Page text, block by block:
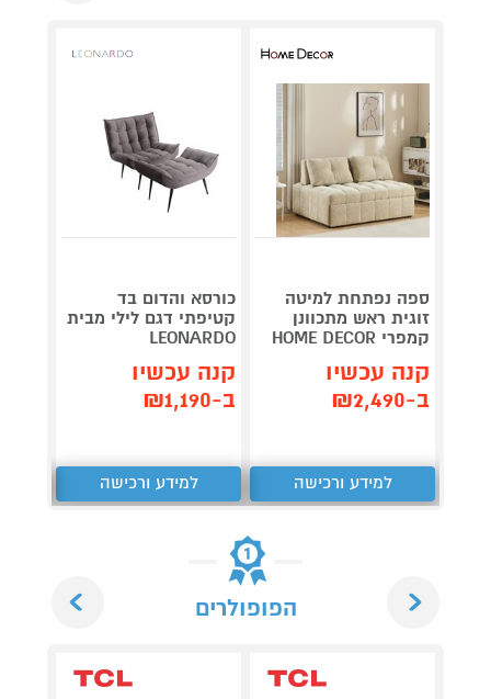
ספה נפתחת למיטה
זוגית ראש מתכוונן
קמפרי HOME DECOR
קנה עכשיו
ב-₪2,490
למידע ורכישה
כורסא והדום בד
קטיפתי דגם לילי מבית
LEONARDO
קנה עכשיו
ב-₪1,190
למידע ורכישה
הפופולרים